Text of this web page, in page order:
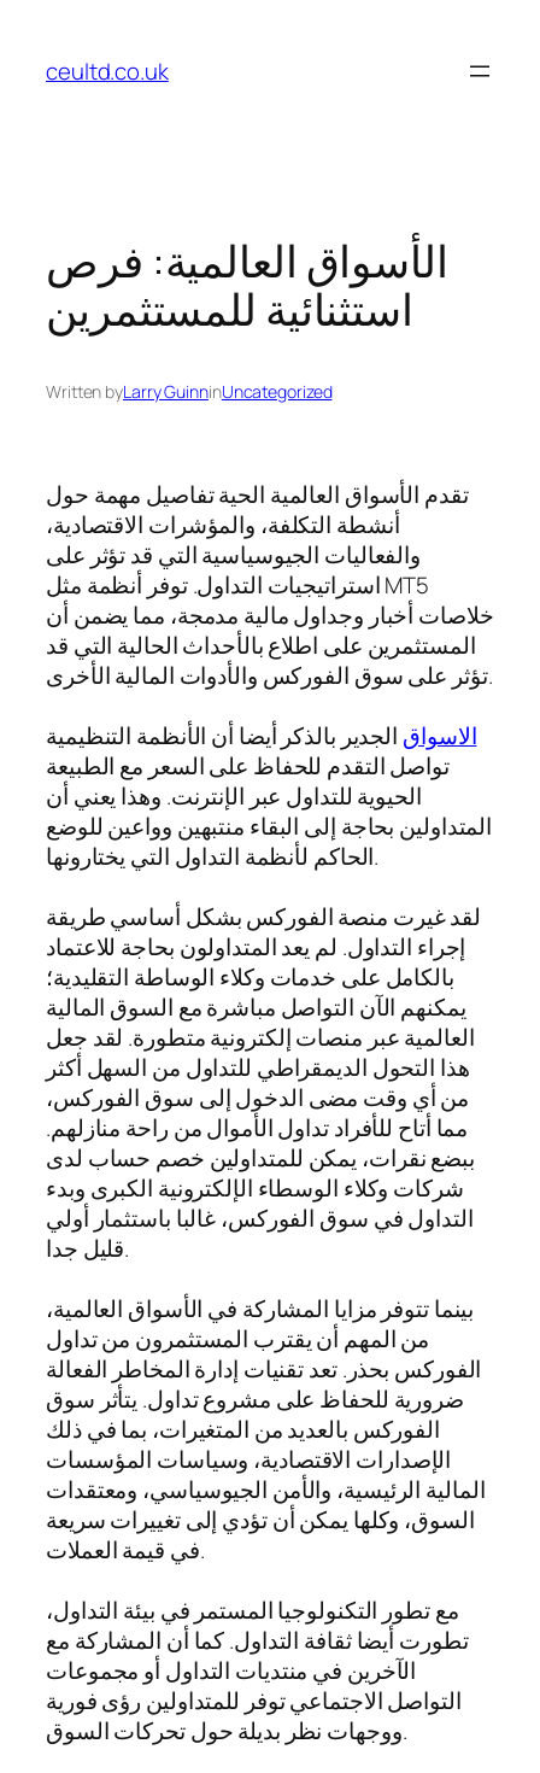
content
ceultd.co.uk
الأسواق العالمية: فرص
استثنائية للمستثمرين
Written byLarry GuinninUncategorized
تقدم الأسواق العالمية الحية تفاصيل مهمة حول
أنشطة التكلفة، والمؤشرات الاقتصادية،
والفعاليات الجيوسياسية التي قد تؤثر على
استراتيجيات التداول. توفر أنظمة مثل MT5
خلاصات أخبار وجداول مالية مدمجة، مما يضمن أن
المستثمرين على اطلاع بالأحداث الحالية التي قد
تؤثر على سوق الفوركس والأدوات المالية الأخرى.
الاسواق الجدير بالذكر أيضا أن الأنظمة التنظيمية
تواصل التقدم للحفاظ على السعر مع الطبيعة
الحيوية للتداول عبر الإنترنت. وهذا يعني أن
المتداولين بحاجة إلى البقاء منتبهين وواعين للوضع
الحاكم لأنظمة التداول التي يختارونها.
لقد غيرت منصة الفوركس بشكل أساسي طريقة
إجراء التداول. لم يعد المتداولون بحاجة للاعتماد
بالكامل على خدمات وكلاء الوساطة التقليدية؛
يمكنهم الآن التواصل مباشرة مع السوق المالية
العالمية عبر منصات إلكترونية متطورة. لقد جعل
هذا التحول الديمقراطي للتداول من السهل أكثر
من أي وقت مضى الدخول إلى سوق الفوركس،
مما أتاح للأفراد تداول الأموال من راحة منازلهم.
ببضع نقرات، يمكن للمتداولين خصم حساب لدى
شركات وكلاء الوسطاء الإلكترونية الكبرى وبدء
التداول في سوق الفوركس، غالبا باستثمار أولي
قليل جدا.
بينما تتوفر مزايا المشاركة في الأسواق العالمية،
من المهم أن يقترب المستثمرون من تداول
الفوركس بحذر. تعد تقنيات إدارة المخاطر الفعالة
ضرورية للحفاظ على مشروع تداول. يتأثر سوق
الفوركس بالعديد من المتغيرات، بما في ذلك
الإصدارات الاقتصادية، وسياسات المؤسسات
المالية الرئيسية، والأمن الجيوسياسي، ومعتقدات
السوق، وكلها يمكن أن تؤدي إلى تغييرات سريعة
في قيمة العملات.
مع تطور التكنولوجيا المستمر في بيئة التداول،
تطورت أيضا ثقافة التداول. كما أن المشاركة مع
الآخرين في منتديات التداول أو مجموعات
التواصل الاجتماعي توفر للمتداولين رؤى فورية
ووجهات نظر بديلة حول تحركات السوق.